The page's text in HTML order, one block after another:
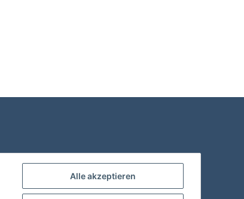
Alle akzeptieren